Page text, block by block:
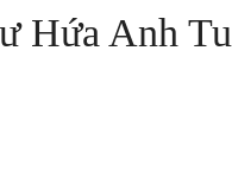
Hứa Anh